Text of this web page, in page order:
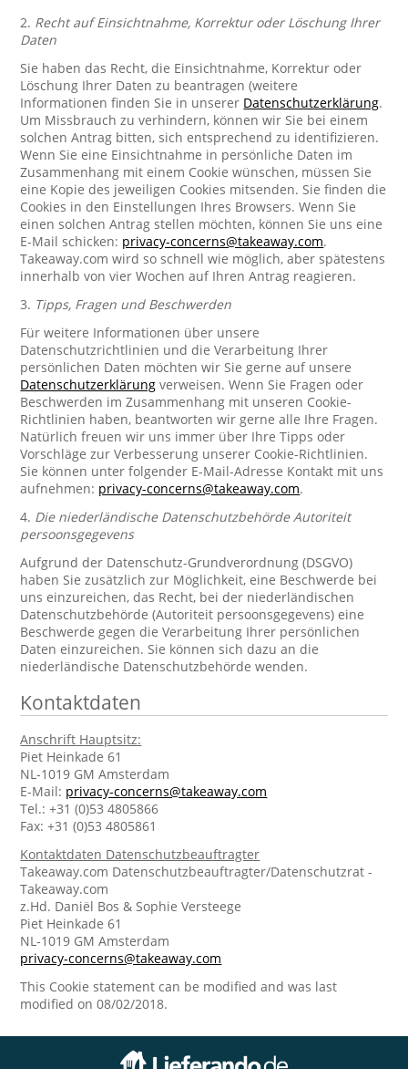
2. Recht auf Einsichtnahme, Korrektur oder Löschung Ihrer
Daten
Sie haben das Recht, die Einsichtnahme, Korrektur oder
Löschung Ihrer Daten zu beantragen (weitere
Informationen finden Sie in unserer Datenschutzerklärung.
Um Missbrauch zu verhindern, können wir Sie bei einem
solchen Antrag bitten, sich entsprechend zu identifizieren.
Wenn Sie eine Einsichtnahme in persönliche Daten im
Zusammenhang mit einem Cookie wünschen, müssen Sie
eine Kopie des jeweiligen Cookies mitsenden. Sie finden die
Cookies in den Einstellungen Ihres Browsers. Wenn Sie
einen solchen Antrag stellen möchten, können Sie uns eine
E-Mail schicken: privacy-concerns@takeaway.com.
Takeaway.com wird so schnell wie möglich, aber spätestens
innerhalb von vier Wochen auf Ihren Antrag reagieren.
3. Tipps, Fragen und Beschwerden
Für weitere Informationen über unsere
Datenschutzrichtlinien und die Verarbeitung Ihrer
persönlichen Daten möchten wir Sie gerne auf unsere
Datenschutzerklärung verweisen. Wenn Sie Fragen oder
Beschwerden im Zusammenhang mit unseren Cookie-
Richtlinien haben, beantworten wir gerne alle Ihre Fragen.
Natürlich freuen wir uns immer über Ihre Tipps oder
Vorschläge zur Verbesserung unserer Cookie-Richtlinien.
Sie können unter folgender E-Mail-Adresse Kontakt mit uns
aufnehmen: privacy-concerns@takeaway.com.
4. Die niederländische Datenschutzbehörde Autoriteit
persoonsgegevens
Aufgrund der Datenschutz-Grundverordnung (DSGVO)
haben Sie zusätzlich zur Möglichkeit, eine Beschwerde bei
uns einzureichen, das Recht, bei der niederländischen
Datenschutzbehörde (Autoriteit persoonsgegevens) eine
Beschwerde gegen die Verarbeitung Ihrer persönlichen
Daten einzureichen. Sie können sich dazu an die
niederländische Datenschutzbehörde wenden.
Kontaktdaten
Anschrift Hauptsitz:
Piet Heinkade 61
NL-1019 GM Amsterdam
E-Mail: privacy-concerns@takeaway.com
Tel.: +31 (0)53 4805866
Fax: +31 (0)53 4805861
Kontaktdaten Datenschutzbeauftragter
Takeaway.com Datenschutzbeauftragter/Datenschutzrat -
Takeaway.com
z.Hd. Daniël Bos & Sophie Versteege
Piet Heinkade 61
NL-1019 GM Amsterdam
privacy-concerns@takeaway.com
This Cookie statement can be modified and was last
modified on 08/02/2018.